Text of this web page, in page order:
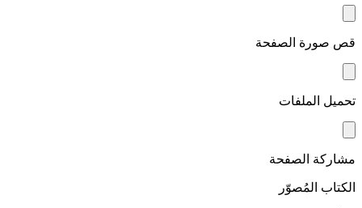
قص صورة الصفحة
تحميل الملفات
مشاركة الصفحة
الكتاب المُصوّر